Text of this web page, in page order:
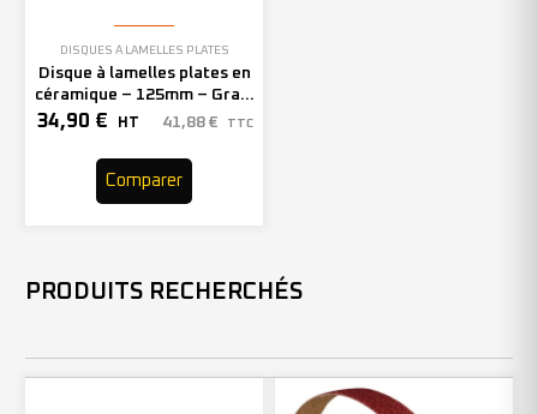
DISQUES À LAMELLES PLATES
Disque à lamelles plates en
céramique – 125mm – Grain
60 – 210623 (x10)
34,90 € HT 41,88 € TTC
Comparer
PRODUITS RECHERCHÉS